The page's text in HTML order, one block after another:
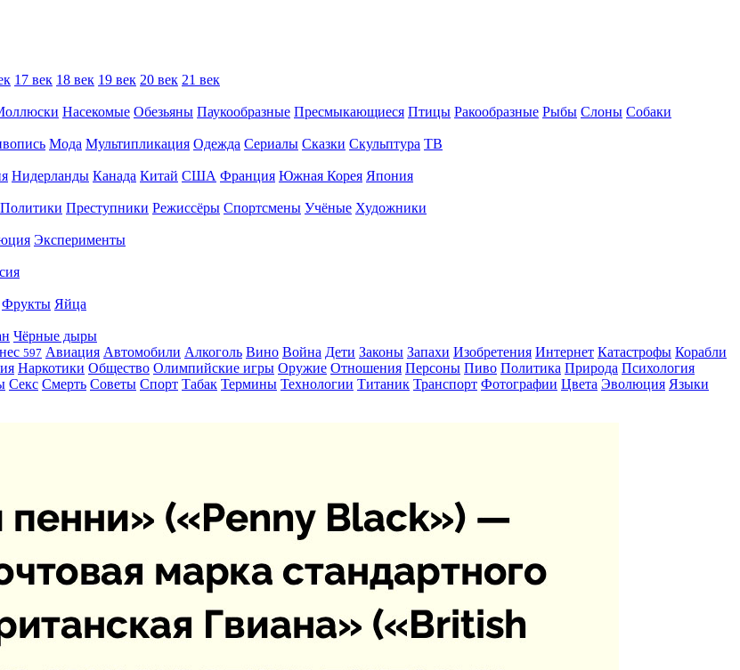
17 век 18 век 19 век 20 век 21 век
Насекомые Обезьяны Паукообразные Пресмыкающиеся Птицы Ракообразные Рыбы Слоны Собаки
Мода Мультипликация Одежда Сериалы Сказки Скульптура ТВ
Нидерланды Канада Китай США Франция Южная Корея Япония
Политики Преступники Режиссёры Спортсмены Учёные Художники
Эксперименты
Фрукты Яйца
Чёрные дыры
597 Авиация Автомобили Алкоголь Вино Война Дети Законы Запахи Изобретения Интернет Катастрофы Корабли
Наркотики Общество Олимпийские игры Оружие Отношения Персоны Пиво Политика Природа Психология
Секс Смерть Советы Спорт Табак Термины Технологии Титаник Транспорт Фотографии Цвета Эволюция Языки